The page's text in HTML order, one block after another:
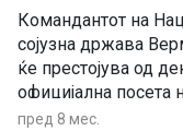
Командантот на
сојузна држава
ќе престојува од
официјална посета
пред 8 мес.